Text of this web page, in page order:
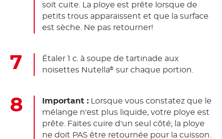
soit cuite. La ploye est prête lorsque de
petits trous apparaissent et que la surface
est sèche. Ne pas retourner!
Étaler 1 c. à soupe de tartinade aux
noisettes Nutella® sur chaque portion.
Important : Lorsque vous constatez que le
mélange n'est plus liquide, votre ploye est
prête. Faites cuire d'un seul côté; la ploye
ne doit PAS être retournée pour la cuisson.